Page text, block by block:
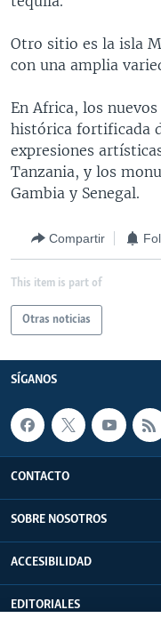
EL MUNDO AL DÍA
DEPORTIVO
NOTA ECONÓMICA
ENTRETENIMIENTO
Learning English
SÍGANOS
Idiomas
Otro sitio es la isla
con una amplia
En Africa, los
histórica fortificada
expresiones
Tanzania, y los
Gambia y Senegal.
Compartir
This item is part of
Otras noticias
SÍGANOS
CONTACTO
SOBRE NOSOTROS
ACCESIBILIDAD
EDITORIALES